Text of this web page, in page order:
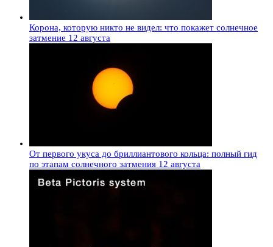
Корона, которую никто не видел: что покажет солнечное
затмение 12 августа
От первого укуса до бриллиантового кольца: полный гид
по этапам солнечного затмения 12 августа